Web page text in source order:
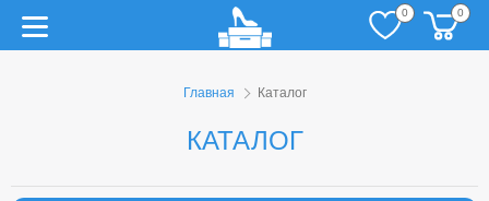
0 0
Главная Каталог
КАТАЛОГ